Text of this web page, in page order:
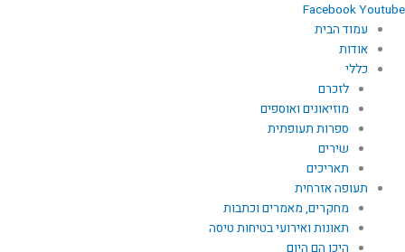
FacebookYoutube
עמוד הבית
אודות
כללי
לזכרם
מוזיאונים ואוספים
ספרות תעופתית
שירים
תאריכים
תעופה אזרחית
מחקרים, מאמרים וכתבות
תאונות ואירועי בטיחות טיסה